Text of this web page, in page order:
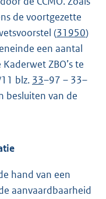
de voortgezette
(31950)
een aantal
ZBO’s te
blz. 33–97 – 33–
besluiten van de
hand van een
aanvaardbaarheid